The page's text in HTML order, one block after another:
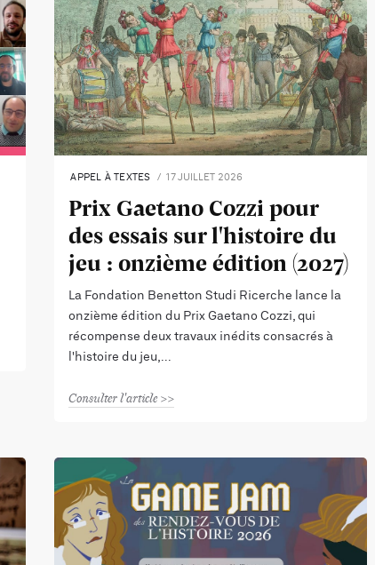
APPEL À TEXTES 17 JUILLET 2026
Prix Gaetano Cozzi pour
des essais sur l'histoire du
jeu : onzième édition (2027)
La Fondation Benetton Studi Ricerche lance la
onzième édition du Prix Gaetano Cozzi, qui
récompense deux travaux inédits consacrés à
l'histoire du jeu,
Consulter l'article